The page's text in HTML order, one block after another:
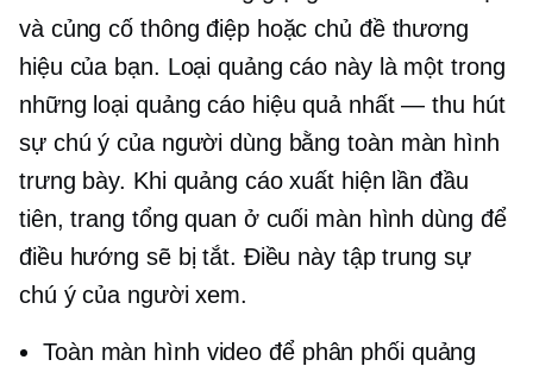
và củng cố thông điệp hoặc chủ đề thương
hiệu của bạn. Loại quảng cáo này là một trong
những loại quảng cáo hiệu quả nhất — thu hút
sự chú ý của người dùng bằngtoàn màn hình
trưng bày. Khi quảng cáo xuất hiện lần đầu
tiên, trang tổng quan ở cuối màn hình dùng để
điều hướng sẽ bị tắt. Điều này tập trung sự
chú ý của người xem.
Toàn màn hình video để phân phối quảng